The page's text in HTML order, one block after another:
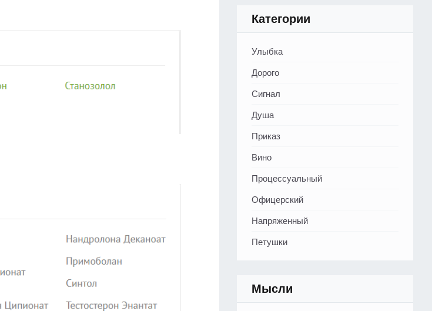
Категории
Улыбка
Дорого
Сигнал
Душа
Приказ
Вино
Процессуальный
Офицерский
Напряженный
Петушки
Мысли